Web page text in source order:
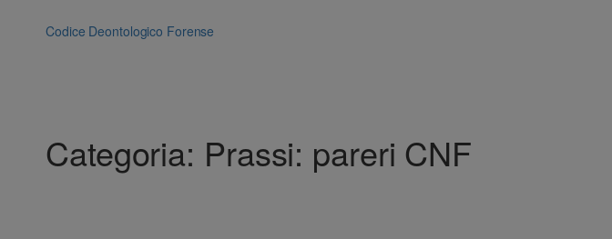
Codice Deontologico Forense
Categoria: Prassi: pareri CNF